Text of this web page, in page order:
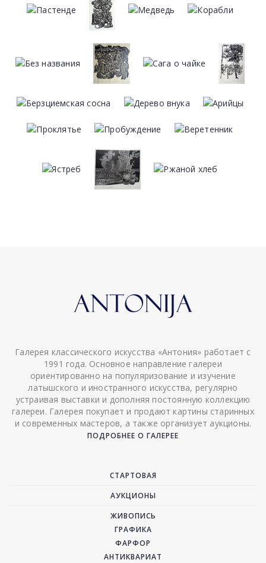
Галерея классического искусства «Антония» работает с
1991 года. Основное направление галереи
ориентированно на популяризование и изучение
латышского и иностранного искусства, регулярно
устраивая выставки и дополняя постоянную коллекцию
галереи. Галерея покупает и продают картины старинных
и современных мастеров, а также организует аукционы.
ПОДРОБНЕЕ О ГАЛЕРЕЕ
СТАРТОВАЯ
АУКЦИОНЫ
ЖИВОПИСЬ
ГРАФИКА
ФАРФОР
АНТИКВАРИАТ